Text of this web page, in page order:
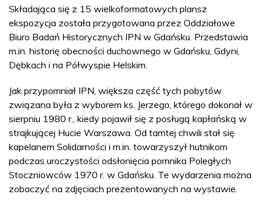
Składająca się z 15 wielkoformatowych plansz
ekspozycja została przygotowana przez Oddziałowe
Biuro Badań Historycznych IPN w Gdańsku. Przedstawia
m.in. historię obecności duchownego w Gdańsku, Gdyni,
Dębkach i na Półwyspie Helskim.
Jak przypomniał IPN, większa część tych pobytów
związana była z wyborem ks. Jerzego, którego dokonał w
sierpniu 1980 r., kiedy pojawił się z posługą kapłańską w
strajkującej Hucie Warszawa. Od tamtej chwili stał się
kapelanem Solidarności i m.in. towarzyszył hutnikom
podczas uroczystości odsłonięcia pomnika Poległych
Stoczniowców 1970 r. w Gdańsku. Te wydarzenia można
zobaczyć na zdjęciach prezentowanych na wystawie.